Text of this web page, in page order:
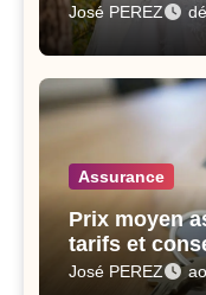
José PEREZ
Assurance
Prix moyen
tarifs et
José PEREZ